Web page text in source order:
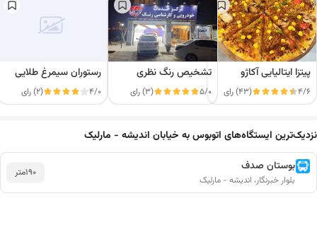
پیتزا ایتالیایی آکاژو
4/6 (43) رای
تشخیص رنگ نظری
5/0 (3) رای
رستوران سیمرغ طلایی
4/0 (2) رای
نزدیک‌ترین ایستگاه‌های اتوبوس به خیابان اندیشه - مارلیک
190متر بوستان صدف
بلوار خبرنگار، اندیشه - مارلیک
این دور و بر